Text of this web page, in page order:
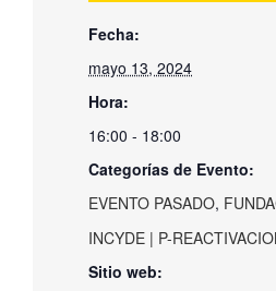
Fecha:
mayo 13, 2024
Hora:
16:00 - 18:00
Categorías de Evento:
EVENTO PASADO,
INCYDE | P-
Sitio web: